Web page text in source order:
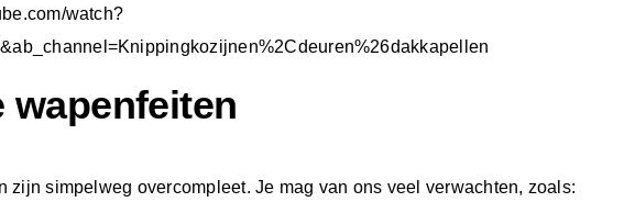
watch?
wapenfeiten
zijn simpelweg overcompleet. Je mag van ons veel verwachten, zoals: